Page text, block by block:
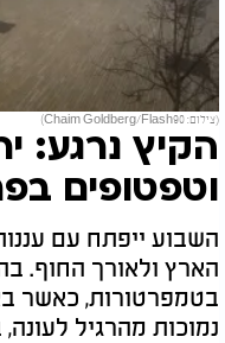
(צילום: Chaim Goldberg/Flash90)
הקיץ נרגע:
וטפטופים
השבוע ייפתח עם
הארץ ולאורך החוף.
בטמפרטורות, כאשר
נמוכות מהרגיל